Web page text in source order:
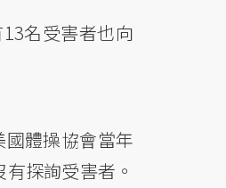
名受害者也向
體操協會當年
探詢受害者。